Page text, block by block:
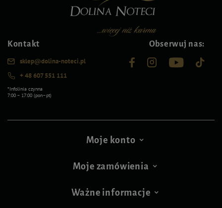
Kontakt
sklep@dolina-noteci.pl
+ 48 607 551 111
*Infolinia czynna
7:00 – 17:00 (pon–pt)
Obserwuj nas:
Moje konto
Moje zamówienia
Ważne informacje